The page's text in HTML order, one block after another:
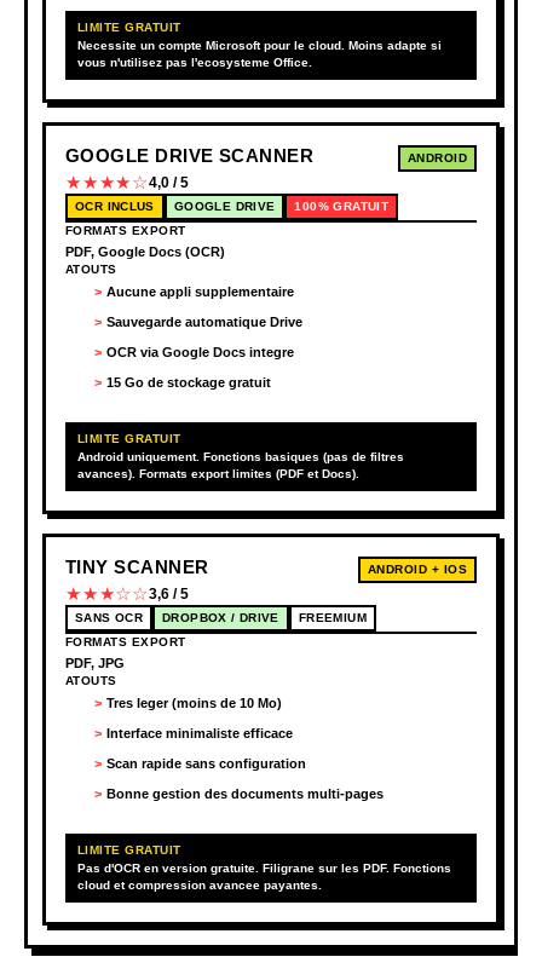
LIMITE GRATUIT
Necessite un compte Microsoft pour le cloud. Moins adapte si
vous n'utilisez pas l'ecosysteme Office.
GOOGLE DRIVE SCANNER ANDROID
★★★★☆4,0 / 5
OCR INCLUS GOOGLE DRIVE
100% GRATUIT
FORMATS EXPORT
PDF, Google Docs (OCR)
ATOUTS
Aucune appli supplementaire
Sauvegarde automatique Drive
OCR via Google Docs integre
15 Go de stockage gratuit
LIMITE GRATUIT
Android uniquement. Fonctions basiques (pas de filtres
avances). Formats export limites (PDF et Docs).
TINY SCANNER ANDROID + IOS
★★★☆☆3,6 / 5
SANS OCR DROPBOX / DRIVE
FREEMIUM
FORMATS EXPORT
PDF, JPG
ATOUTS
Tres leger (moins de 10 Mo)
Interface minimaliste efficace
Scan rapide sans configuration
Bonne gestion des documents multi-pages
LIMITE GRATUIT
Pas d'OCR en version gratuite. Filigrane sur les PDF. Fonctions
cloud et compression avancee payantes.